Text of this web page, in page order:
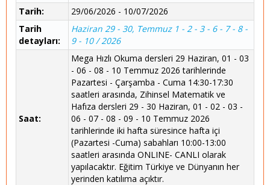
Tarih:
29/06/2026 - 10/07/2026
Tarih
detayları:
Haziran 29 - 30, Temmuz 1 - 2 - 3 - 6 - 7 - 8 -
9 - 10 / 2026
Saat:
Mega Hızlı Okuma dersleri 29 Haziran, 01 - 03
- 06 - 08 - 10 Temmuz 2026 tarihlerinde
Pazartesi - Çarşamba - Cuma 14:30-17:30
saatleri arasında, Zihinsel Matematik ve
Hafıza dersleri 29 - 30 Haziran, 01 - 02 - 03 -
06 - 07 - 08 - 09 - 10 Temmuz 2026
tarihlerinde iki hafta süresince hafta içi
(Pazartesi -Cuma) sabahları 10:00-13:00
saatleri arasında ONLINE- CANLI olarak
yapılacaktır. Eğitim Türkiye ve Dünyanın her
yerinden katılıma açıktır.